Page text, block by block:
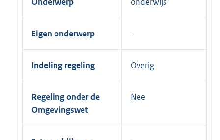
Onderwerp onderwijs
Eigen onderwerp
Indeling regeling Overig
Regeling onder de
Omgevingswet
Nee